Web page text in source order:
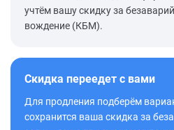
учтём вашу скидку за
вождение (КБМ).
Скидка переедет с вами
Для продления подберём
сохранится ваша скидка за